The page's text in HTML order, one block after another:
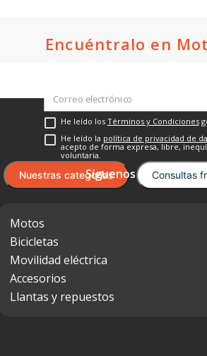
Encuéntralo en
He leído los Términos y Condiciones
He leído la política de privacidad de
acepto de forma expresa, libre,
voluntaria.
Nuestras categorías Consultas
Motos
Bicicletas
Movilidad eléctrica
Accesorios
Llantas y repuestos